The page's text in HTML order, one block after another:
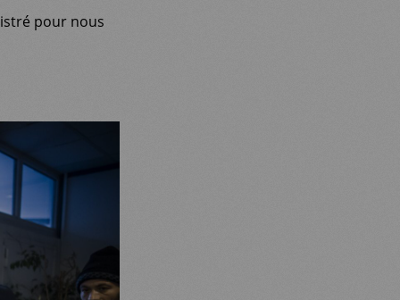
pour nous